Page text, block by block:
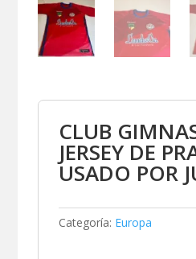
CLUB
JERSEY DE
USADO POR
Categoría: Europa